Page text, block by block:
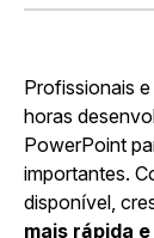
Profissionais
horas
PowerPoint
importantes.
disponível,
mais rápida